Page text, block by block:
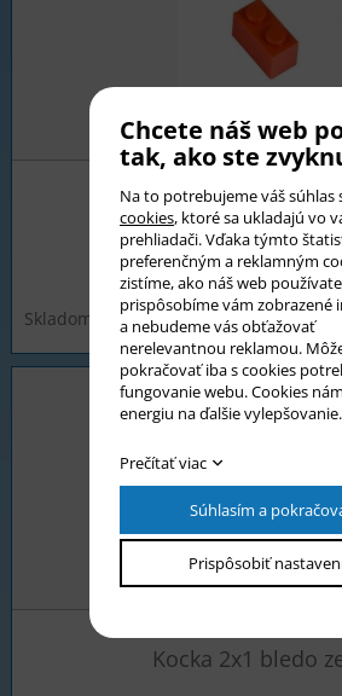
Kocka 2x1 tmavo
0,03 €
Skladom >5 ks
Kocka 2x1 bledo
Chcete náš web
tak, ako ste
Na to potrebujeme váš súhlas
cookies, ktoré sa ukladajú vo
prehliadači. Vďaka týmto
preferenčným a reklamným
zistíme, ako náš web
prispôsobíme vám zobrazené
a nebudeme vás obťažovať
nerelevantnou reklamou.
pokračovať iba s cookies
fungovanie webu. Cookies
energiu na ďalšie vylepšovanie.
Prečítať viac
Súhlasím a
Prispôsobiť